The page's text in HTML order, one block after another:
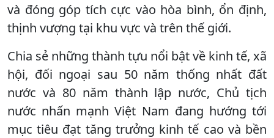
và đóng góp tích cực vào hòa bình, ổn định,
thịnh vượng tại khu vực và trên thế giới.
Chia sẻ những thành tựu nổi bật về kinh tế, xã
hội, đối ngoại sau 50 năm thống nhất đất
nước và 80 năm thành lập nước, Chủ tịch
nước nhấn mạnh Việt Nam đang hướng tới
mục tiêu đạt tăng trưởng kinh tế cao và bền